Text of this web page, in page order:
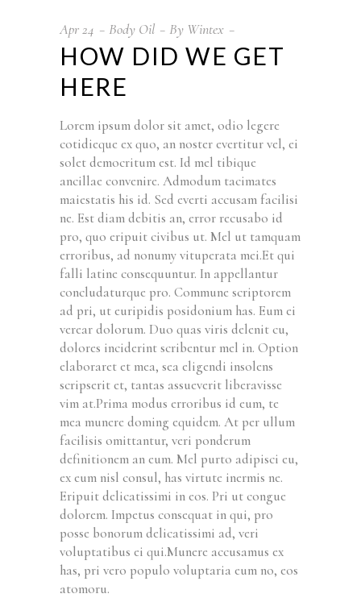
Apr24 Body Oil By Wintex
HOW DID WE GET
HERE
Lorem ipsum dolor sit amet, odio legere
cotidieque ex quo, an noster evertitur vel, ei
solet democritum est. Id mel tibique
ancillae convenire. Admodum tacimates
maiestatis his id. Sed everti accusam facilisi
ne. Est diam debitis an, error recusabo id
pro, quo eripuit civibus ut. Mel ut tamquam
erroribus, ad nonumy vituperata mei.Et qui
falli latine consequuntur. In appellantur
concludaturque pro. Commune scriptorem
ad pri, ut euripidis posidonium has. Eum ei
verear dolorum. Duo quas viris delenit cu,
dolores inciderint scribentur mel in. Option
elaboraret et mea, sea eligendi insolens
scripserit et, tantas assueverit liberavisse
vim at.Prima modus erroribus id eum, te
mea munere doming equidem. At per ullum
facilisis omittantur, veri ponderum
definitionem an eum. Mel purto adipisci eu,
ex eum nisl consul, has virtute inermis ne.
Eripuit delicatissimi in eos. Pri ut congue
dolorem. Impetus consequat in qui, pro
posse bonorum delicatissimi ad, veri
voluptatibus ei qui.Munere accusamus ex
has, pri vero populo voluptaria eum no, eos
atomoru.